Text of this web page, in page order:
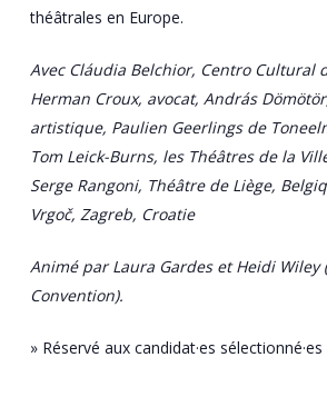
théâtrales en Europe.
Avec Cláudia Belchior, Centro Cultural
Herman Croux, avocat, András
artistique, Paulien Geerlings de
Tom Leick-Burns, les Théâtres de la
Serge Rangoni, Théâtre de Liège,
Vrgoč, Zagreb, Croatie
Animé par Laura Gardes et Heidi Wiley
Convention).
» Réservé aux candidat·es sélectionné·es